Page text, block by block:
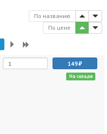
По названию
По цене
149
На складе